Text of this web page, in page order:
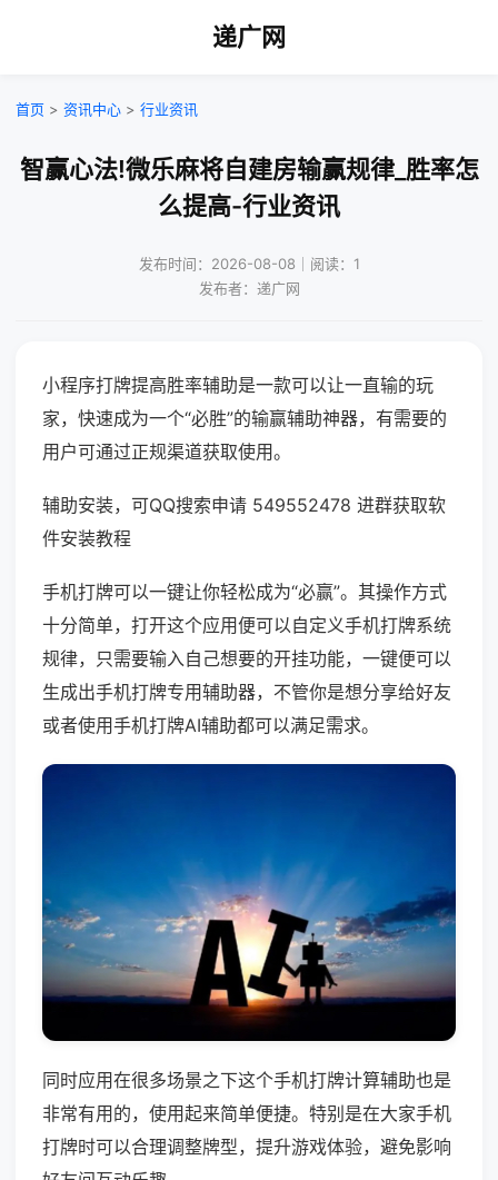
递广网
首页 > 资讯中心 > 行业资讯
智赢心法!微乐麻将自建房输赢规律_胜率怎
么提高-行业资讯
发布时间：2026-08-08｜阅读：1
发布者：递广网
小程序打牌提高胜率辅助是一款可以让一直输的玩
家，快速成为一个“必胜”的输赢辅助神器，有需要的
用户可通过正规渠道获取使用。
辅助安装，可QQ搜索申请 549552478 进群获取软
件安装教程
手机打牌可以一键让你轻松成为“必赢”。其操作方式
十分简单，打开这个应用便可以自定义手机打牌系统
规律，只需要输入自己想要的开挂功能，一键便可以
生成出手机打牌专用辅助器，不管你是想分享给好友
或者使用手机打牌AI辅助都可以满足需求。
同时应用在很多场景之下这个手机打牌计算辅助也是
非常有用的，使用起来简单便捷。特别是在大家手机
打牌时可以合理调整牌型，提升游戏体验，避免影响